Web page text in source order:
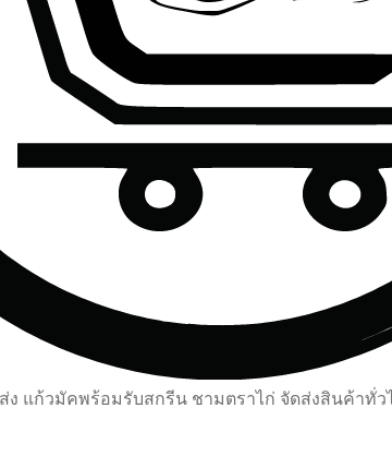
ง แก้วมัคพร้อมรับสกรีน ชามตราไก่ จัดส่งสินค้าทั่ว